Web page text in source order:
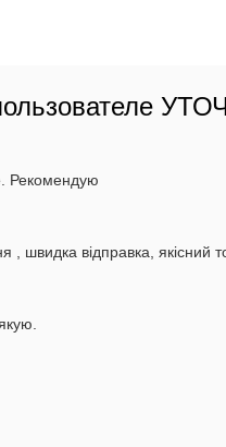
Рекомендую
, швидка відправка, якісний